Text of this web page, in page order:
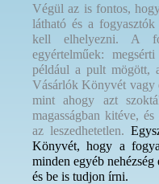
Végül az is fontos,
látható és a fogyasztók
kell elhelyezni. A
egyértelműek:
például a pult mögött,
Vásárlók Könyvét vagy
mint ahogy azt
magasságban kitéve,
az leszedhetetlen.
Könyvét, hogy a
minden egyéb
és be is tudjon írni.